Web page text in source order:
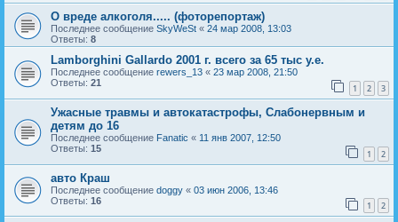
О вреде алкоголя..... (фоторепортаж)
Последнее сообщение SkyWeSt « 24 мар 2008, 13:03
Ответы: 8
Lamborghini Gallardo 2001 г. всего за 65 тыс у.е.
Последнее сообщение rewers_13 « 23 мар 2008, 21:50
Ответы: 21 1 2 3
Ужасные травмы и автокатастрофы, Слабонервным и
детям до 16
Последнее сообщение Fanatic « 11 янв 2007, 12:50
Ответы: 15 1 2
авто Краш
Последнее сообщение doggy « 03 июн 2006, 13:46
Ответы: 16 1 2